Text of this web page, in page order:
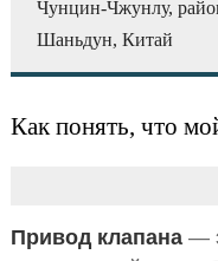
Чунцин-Чжунлу,
Шаньдун, Китай
Как понять, что
Привод клапана—